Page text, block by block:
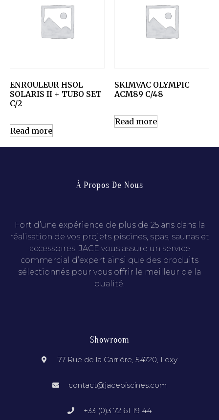
ENROULEUR HSOL
SOLARIS II + TUBO SET
C/2
Read more
SKIMVAC OLYMPIC
ACM89 C/48
Read more
À Propos De Nous
Fort d’une expérience de plus de 25 ans dans la
réalisation de vos projets piscines, spas, saunas et
accessoires, JACE vous assure un service
commercial d’expert ainsi que des produits
sélectionnés pour vous offrir le meilleur de la
qualité.
Showroom
77 Rue de la Carrière, 54720, Lexy
contact@jacepiscines.com
+33 (0)3 72 61 19 44